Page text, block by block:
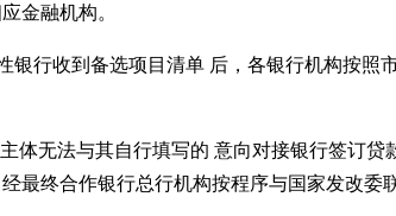
金融机构。
银行收到备选项目清单 后，各银行机构按
体无法与其自行填写的 意向对接银行签订
最终合作银行总行机构按程序与国家发改委